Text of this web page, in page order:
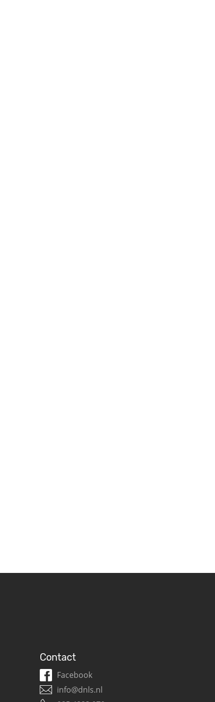
Contact
Facebook
info@dnls.nl